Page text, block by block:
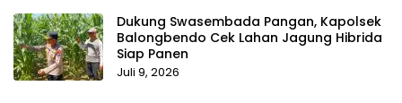
Dukung Swasembada Pangan, Kapolsek
Balongbendo Cek Lahan Jagung Hibrida
Siap Panen
Juli 9, 2026